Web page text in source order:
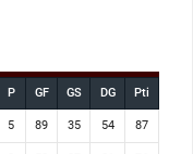
P GF GS DG Pti
5 89 35 54 87